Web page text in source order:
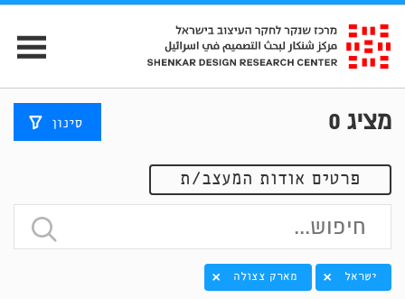
מציג 0 סינון
פרטים אודות המעצב/ת
ישראל מארק צצולה